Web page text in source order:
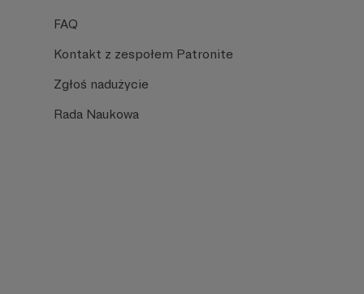
FAQ
Kontakt z zespołem Patronite
Zgłoś nadużycie
Rada Naukowa